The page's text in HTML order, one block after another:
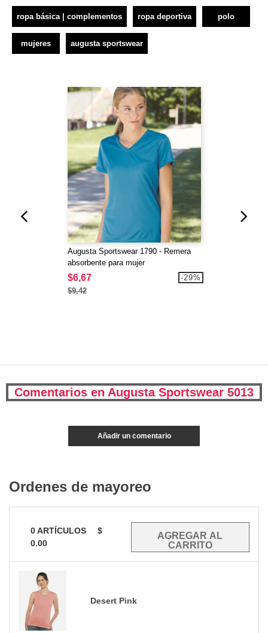
ropa básica | complementos ropa deportiva polo
mujeres augusta sportswear
Augusta Sportswear 1790 - Remera
absorbente para mujer
$6,67
$9,42
-29%
Comentarios en Augusta Sportswear 5013
Añadir un comentario
Ordenes de mayoreo
0ARTÍCULOS
$
0.00
Desert Pink